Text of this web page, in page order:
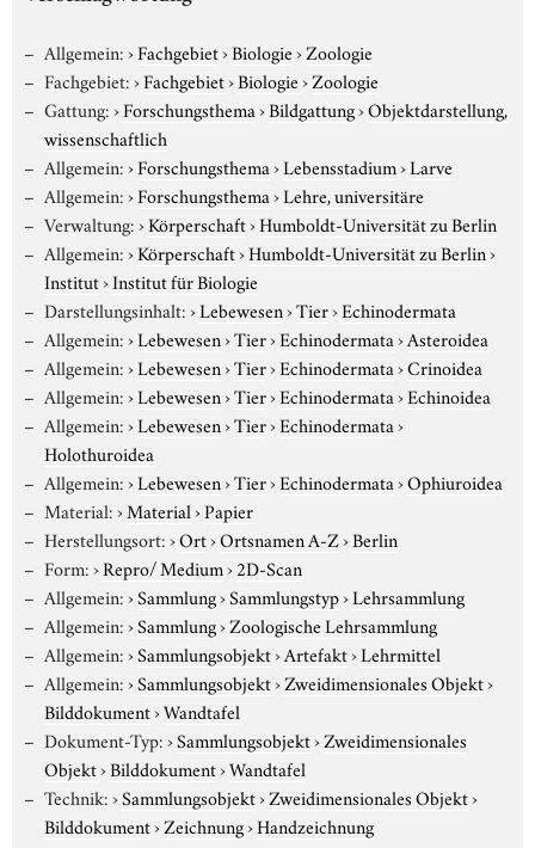
Allgemein:›Fachgebiet›Biologie›Zoologie
Fachgebiet:›Fachgebiet›Biologie›Zoologie
Gattung:›Forschungsthema›Bildgattung›Objektdarstellung,
wissenschaftlich
Allgemein:›Forschungsthema›Lebensstadium›Larve
Allgemein:›Forschungsthema›Lehre, universitäre
Verwaltung:›Körperschaft›Humboldt-Universität zu Berlin
Allgemein:›Körperschaft›Humboldt-Universität zu Berlin›
Institut›Institut für Biologie
Darstellungsinhalt:›Lebewesen›Tier›Echinodermata
Allgemein:›Lebewesen›Tier›Echinodermata›Asteroidea
Allgemein:›Lebewesen›Tier›Echinodermata›Crinoidea
Allgemein:›Lebewesen›Tier›Echinodermata›Echinoidea
Allgemein:›Lebewesen›Tier›Echinodermata›
Holothuroidea
Allgemein:›Lebewesen›Tier›Echinodermata›Ophiuroidea
Material:›Material›Papier
Herstellungsort:›Ort›Ortsnamen A-Z›Berlin
Form:›Repro/ Medium›2D-Scan
Allgemein:›Sammlung›Sammlungstyp›Lehrsammlung
Allgemein:›Sammlung›Zoologische Lehrsammlung
Allgemein:›Sammlungsobjekt›Artefakt›Lehrmittel
Allgemein:›Sammlungsobjekt›Zweidimensionales Objekt›
Bilddokument›Wandtafel
Dokument-Typ:›Sammlungsobjekt›Zweidimensionales
Objekt›Bilddokument›Wandtafel
Technik:›Sammlungsobjekt›Zweidimensionales Objekt›
Bilddokument›Zeichnung›Handzeichnung